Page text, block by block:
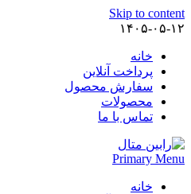
Skip to content
۱۴۰۵-۰۵-۱۲
خانه
پرداخت آنلاین
سفارش محصول
محصولات
تماس با ما
Primary Menu
خانه